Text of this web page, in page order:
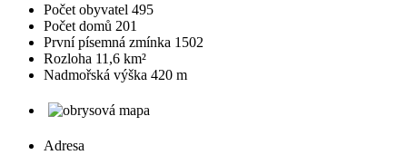
Počet obyvatel 495
Počet domů 201
První písemná zmínka 1502
Rozloha 11,6 km²
Nadmořská výška 420 m
Adresa